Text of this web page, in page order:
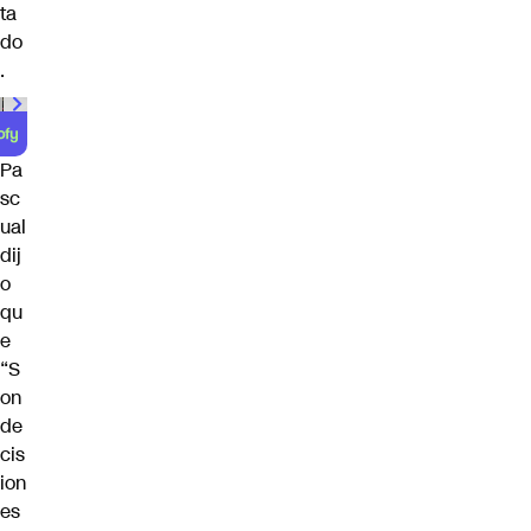
ta
do
.
Pa
sc
ual
dij
o
qu
e
“S
on
de
cis
ion
es